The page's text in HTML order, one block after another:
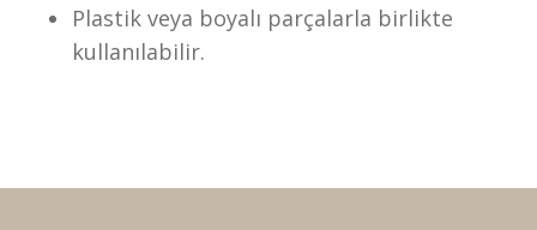
Plastik veya boyalı parçalarla birlikte
kullanılabilir.